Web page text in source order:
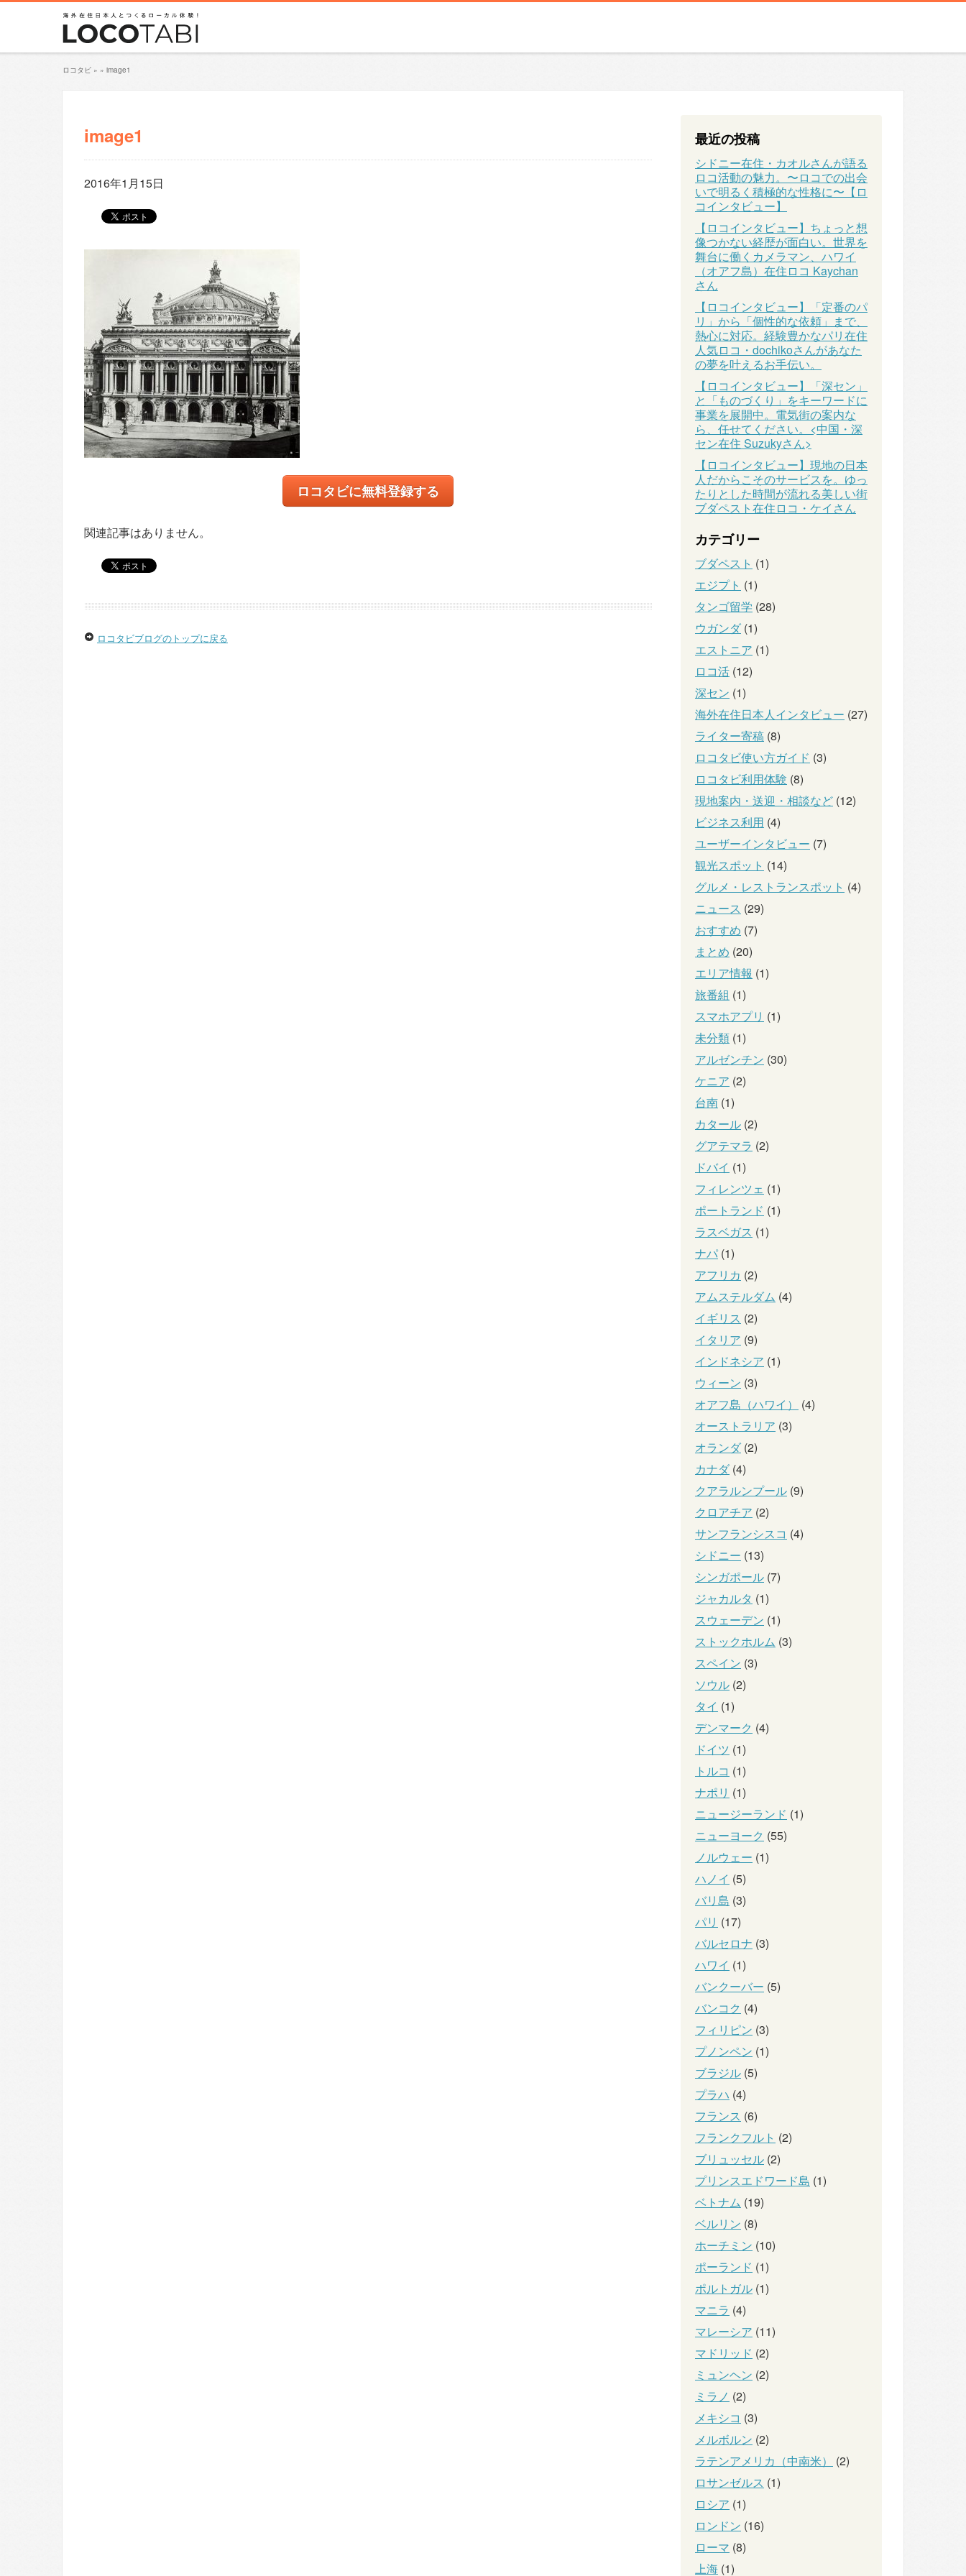
ロコタビ » » image1
image1
2016年1月15日
ロコタビに無料登録する
関連記事はありません。
ロコタビブログのトップに戻る
最近の投稿
シドニー在住・カオルさんが語る
ロコ活動の魅力。〜ロコでの出会
いで明るく積極的な性格に〜【ロ
コインタビュー】
【ロコインタビュー】ちょっと想
像つかない経歴が面白い。世界を
舞台に働くカメラマン、ハワイ
（オアフ島）在住ロコ Kaychan
さん
【ロコインタビュー】「定番のパ
リ」から「個性的な依頼」まで、
熱心に対応。経験豊かなパリ在住
人気ロコ・dochikoさんがあなた
の夢を叶えるお手伝い。
【ロコインタビュー】「深セン」
と「ものづくり」をキーワードに
事業を展開中。電気街の案内な
ら、任せてください。<中国・深
セン在住 Suzukyさん>
【ロコインタビュー】現地の日本
人だからこそのサービスを。ゆっ
たりとした時間が流れる美しい街
ブダペスト在住ロコ・ケイさん
カテゴリー
ブダペスト (1)
エジプト (1)
タンゴ留学 (28)
ウガンダ(1)
エストニア (1)
ロコ活 (12)
深セン (1)
海外在住日本人インタビュー (27)
ライター寄稿 (8)
ロコタビ使い方ガイド (3)
ロコタビ利用体験 (8)
現地案内・送迎・相談など (12)
ビジネス利用 (4)
ユーザーインタビュー (7)
観光スポット (14)
グルメ・レストランスポット (4)
ニュース (29)
おすすめ (7)
まとめ (20)
エリア情報 (1)
旅番組 (1)
スマホアプリ (1)
未分類 (1)
アルゼンチン (30)
ケニア (2)
台南 (1)
カタール (2)
グアテマラ (2)
ドバイ (1)
フィレンツェ (1)
ポートランド (1)
ラスベガス (1)
ナパ (1)
アフリカ (2)
アムステルダム (4)
イギリス (2)
イタリア (9)
インドネシア (1)
ウィーン (3)
オアフ島（ハワイ）
(4)
オーストラリア (3)
オランダ(2)
カナダ(4)
クアラルンプール (9)
クロアチア (2)
サンフランシスコ (4)
シドニー (13)
シンガポール (7)
ジャカルタ (1)
スウェーデン (1)
ストックホルム (3)
スペイン (3)
ソウル (2)
タイ (1)
デンマーク (4)
ドイツ (1)
トルコ (1)
ナポリ (1)
ニュージーランド (1)
ニューヨーク (55)
ノルウェー (1)
ハノイ (5)
バリ島 (3)
パリ (17)
バルセロナ (3)
ハワイ (1)
バンクーバー (5)
バンコク (4)
フィリピン (3)
プノンペン (1)
ブラジル (5)
プラハ (4)
フランス (6)
フランクフルト (2)
ブリュッセル (2)
プリンスエドワード島 (1)
ベトナム (19)
ベルリン (8)
ホーチミン (10)
ポーランド (1)
ポルトガル (1)
マニラ (4)
マレーシア (11)
マドリッド (2)
ミュンヘン (2)
ミラノ (2)
メキシコ (3)
メルボルン (2)
ラテンアメリカ（中南米）
(2)
ロサンゼルス (1)
ロシア (1)
ロンドン (16)
ローマ (8)
上海 (1)